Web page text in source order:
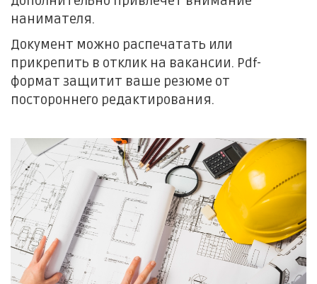
нанимателя.
Документ можно распечатать или
прикрепить в отклик на вакансии. Pdf-
формат защитит ваше резюме от
постороннего редактирования.